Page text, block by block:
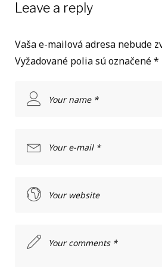
Leave a reply
Vaša e-mailová adresa nebude
Vyžadované polia sú označené*